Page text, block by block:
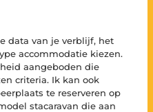
data van je verblijf, het
accommodatie kiezen.
aangeboden die
criteria. Ik kan ook
te reserveren op
stacaravan die aan